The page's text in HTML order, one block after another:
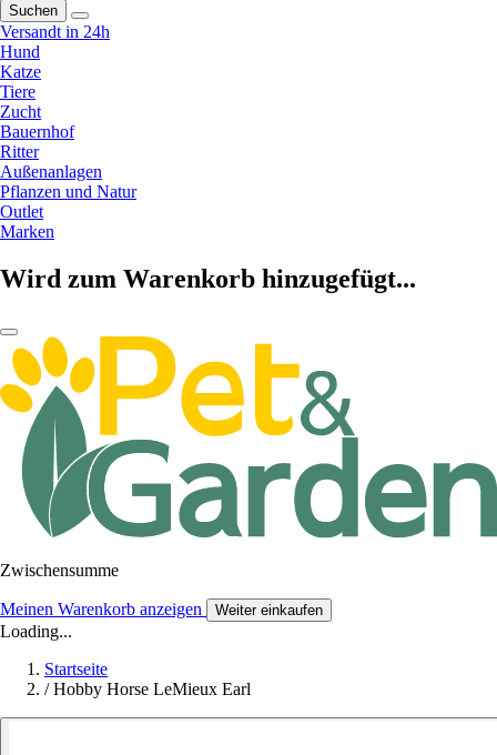
Suchen
Versandt in 24h
Hund
Katze
Tiere
Zucht
Bauernhof
Ritter
Außenanlagen
Pflanzen und Natur
Outlet
Marken
Wird zum Warenkorb hinzugefügt...
Zwischensumme
Meinen Warenkorb anzeigen Weiter einkaufen
Loading...
Startseite
/ Hobby Horse LeMieux Earl